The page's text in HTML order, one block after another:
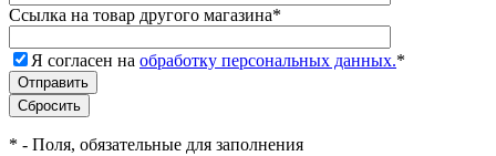
Ссылка на товар другого магазина*
Я согласен на обработку персональных данных.*
* - Поля, обязательные для заполнения